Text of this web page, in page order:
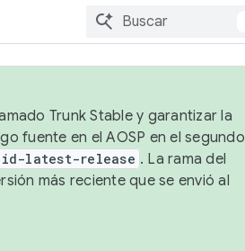
Trunk Stable y garantizar la
fuente en el AOSP en el segundo
latest-release . La rama del
más reciente que se envió al